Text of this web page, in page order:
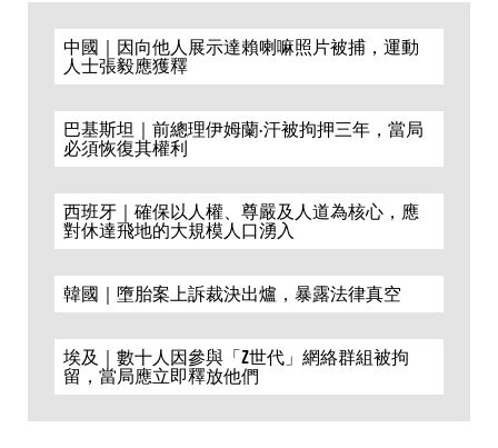
中國｜因向他人展示達賴喇嘛照片被捕，運動
人士張毅應獲釋
巴基斯坦｜前總理伊姆蘭·汗被拘押三年，當局
必須恢復其權利
西班牙｜確保以人權、尊嚴及人道為核心，應
對休達飛地的大規模人口湧入
韓國｜墮胎案上訴裁決出爐，暴露法律真空
埃及｜數十人因參與「Z世代」網絡群組被拘
留，當局應立即釋放他們